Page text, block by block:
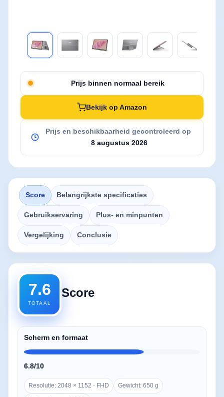
Prijs binnen normaal bereik
Bekijk op Amazon
Prijs en beschikbaarheid gecontroleerd op
8 augustus 2026
Score Belangrijkste specificaties
Gebruikservaring Plus- en minpunten
Vergelijking Conclusie
7.6
TOTAAL
Score
Scherm en formaat
6.8/10
Resolutie: 2048 × 1152 · FHD Gewicht: 650 g